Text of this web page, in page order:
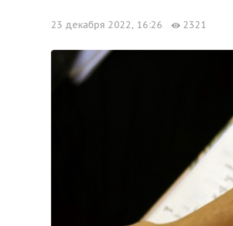
23 декабря 2022, 16:26 2321